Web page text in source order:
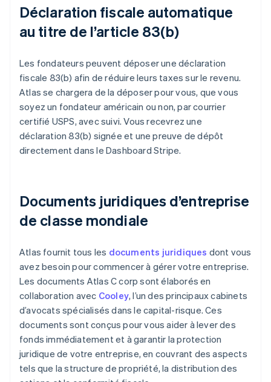
Déclaration fiscale automatique
au titre de l’article 83(b)
Les fondateurs peuvent déposer une déclaration
fiscale 83(b) afin de réduire leurs taxes sur le revenu.
Atlas se chargera de la déposer pour vous, que vous
soyez un fondateur américain ou non, par courrier
certifié USPS, avec suivi. Vous recevrez une
déclaration 83(b) signée et une preuve de dépôt
directement dans le Dashboard Stripe.
Documents juridiques d’entreprise
de classe mondiale
Atlas fournit tous les documents juridiques dont vous
avez besoin pour commencer à gérer votre entreprise.
Les documents Atlas C corp sont élaborés en
collaboration avec Cooley, l’un des principaux cabinets
d’avocats spécialisés dans le capital-risque. Ces
documents sont conçus pour vous aider à lever des
fonds immédiatement et à garantir la protection
juridique de votre entreprise, en couvrant des aspects
tels que la structure de propriété, la distribution des